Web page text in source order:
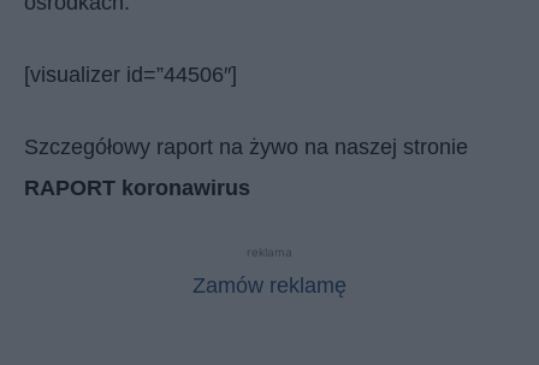
[visualizer id=”44506″]
Szczegółowy raport na żywo na naszej stronie
RAPORT koronawirus
reklama
Zamów reklamę